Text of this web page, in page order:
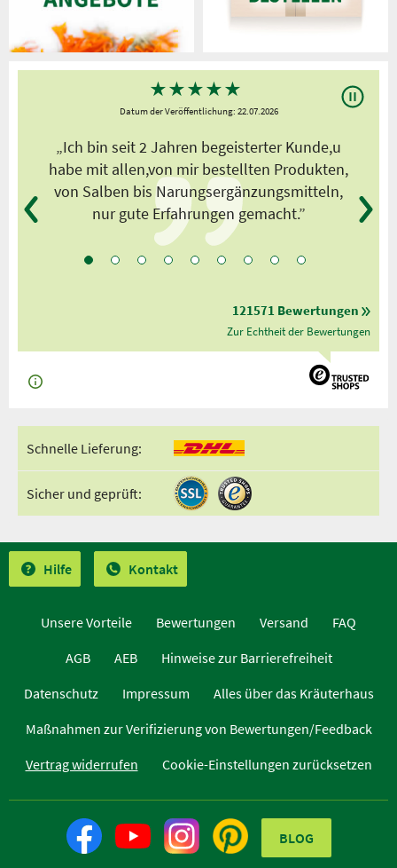
★★★★★
Datum der Veröffentlichung: 22.07.2026
„Ich bin seit 2 Jahren begeisterter Kunde,u
habe mit allen,von mir bestellten Produkten,
von Salben bis Narungsergänzungsmitteln,
nur gute Erfahrungen gemacht.”
121571 Bewertungen
Zur Echtheit der Bewertungen
Schnelle Lieferung:
Sicher und geprüft:
Hilfe Kontakt
Unsere Vorteile Bewertungen Versand
FAQ
AGB
AEB
Hinweise zur Barrierefreiheit
Datenschutz
Impressum
Alles über das Kräuterhaus
Maßnahmen zur Verifizierung von Bewertungen/Feedback
Vertrag widerrufen
Cookie-Einstellungen zurücksetzen
BLOG